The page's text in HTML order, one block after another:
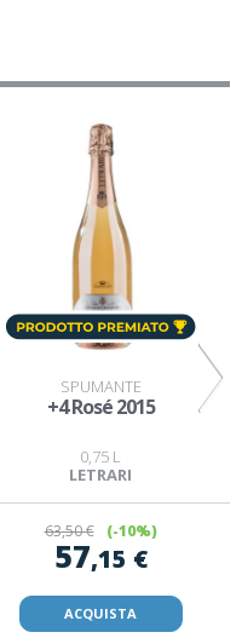
SPUMANTE
+4 Rosé 2015
0,75 L
LETRARI
63,50 € (-10%)
57,15 €
ACQUISTA